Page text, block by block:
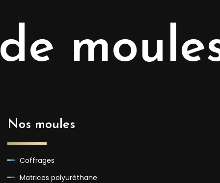
Nos moules
Coffrages
Matrices polyuréthane